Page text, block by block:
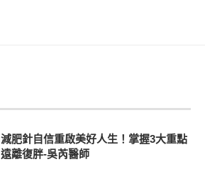
減肥針自信重啟美好人生！掌握3大重點
遠離復胖-吳芮醫師